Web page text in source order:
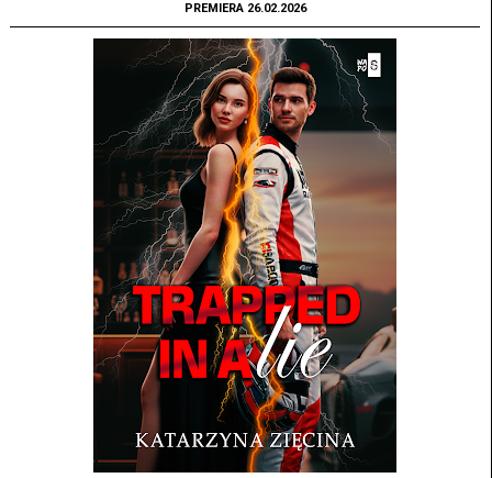
PREMIERA 26.02.2026